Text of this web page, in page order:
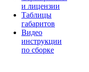
и лицензии
Таблицы
габаритов
Видео
инструкции
по сборке